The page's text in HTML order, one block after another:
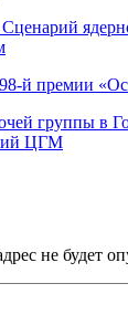
Сценарий
й премии
группы в
ЦГМ
не будет